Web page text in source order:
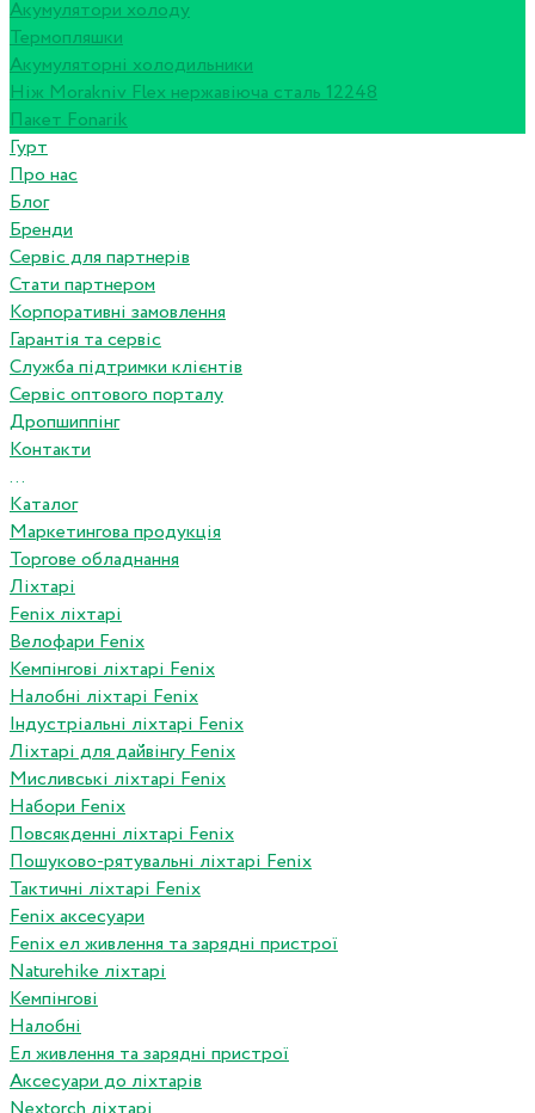
Акумулятори холоду
Термопляшки
Акумуляторні холодильники
Ніж Morakniv Flex нержавіюча сталь 12248
Пакет Fonarik
Гурт
Про нас
Блог
Бренди
Сервіс для партнерів
Стати партнером
Корпоративні замовлення
Гарантія та сервіс
Служба підтримки клієнтів
Сервіс оптового порталу
Дропшиппінг
Контакти
...
Каталог
Маркетингова продукція
Торгове обладнання
Ліхтарі
Fenix ліхтарі
Велофари Fenix
Кемпінгові ліхтарі Fenix
Налобні ліхтарі Fenix
Індустріальні ліхтарі Fenix
Ліхтарі для дайвінгу Fenix
Мисливські ліхтарі Fenix
Набори Fenix
Повсякденні ліхтарі Fenix
Пошуково-рятувальні ліхтарі Fenix
Тактичні ліхтарі Fenix
Fenix аксесуари
Fenix ел живлення та зарядні пристрої
Naturehike ліхтарі
Кемпінгові
Налобні
Ел живлення та зарядні пристрої
Аксесуари до ліхтарів